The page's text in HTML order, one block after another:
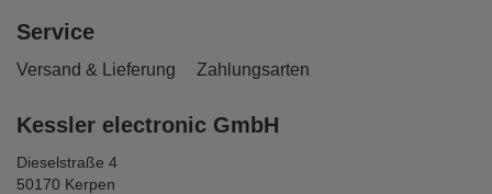
Service
Versand & Lieferung Zahlungsarten
Kessler electronic GmbH
Dieselstraße 4
50170 Kerpen